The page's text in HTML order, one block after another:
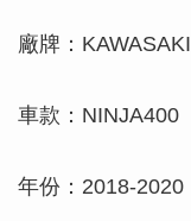
廠牌：KAWASAKI
車款：NINJA400
年份：2018-2020